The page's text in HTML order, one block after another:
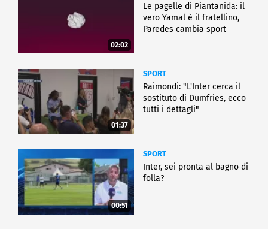
02:02
Le pagelle di Piantanida: il
vero Yamal è il fratellino,
Paredes cambia sport
01:37
SPORT
Raimondi: "L'Inter cerca il
sostituto di Dumfries, ecco
tutti i dettagli"
00:51
SPORT
Inter, sei pronta al bagno di
folla?